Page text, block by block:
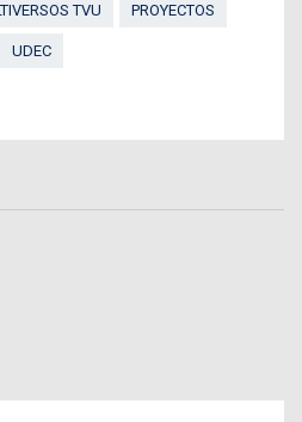
TVU PROYECTOS
UDEC